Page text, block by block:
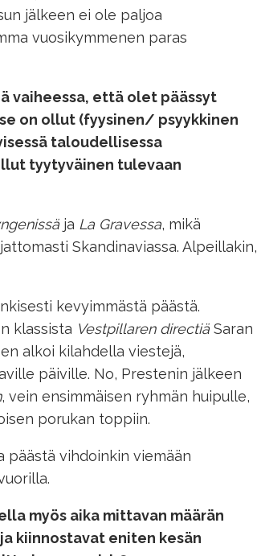
jälkeen ei ole paljoa
vuosikymmenen paras
vaiheessa, että olet päässyt
on ollut (fyysinen/ psyykkinen
taloudellisessa
tyytyväinen tulevaan
ja La Gravessa, mikä
Skandinaviassa. Alpeillakin,
kevyimmästä päästä.
klassista Vestpillaren directiäSaran
alkoi kilahdella viestejä,
päiville. No, Prestenin jälkeen
, vein ensimmäisen ryhmän huipulle,
porukan toppiin.
päästä vihdoinkin viemään
myös aika mittavan määrän
kiinnostavat eniten kesän